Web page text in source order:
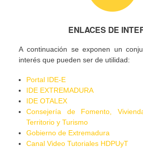
ENLACES DE
A continuación se exponen un
interés que pueden ser de utilidad:
Portal IDE-E
IDE EXTREMADURA
IDE OTALEX
Consejería de Fomento,
Territorio y Turismo
Gobierno de Extremadura
Canal Video Tutoriales HDPUyT